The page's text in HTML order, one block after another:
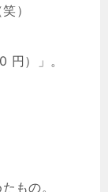
）
円）」。
もの。